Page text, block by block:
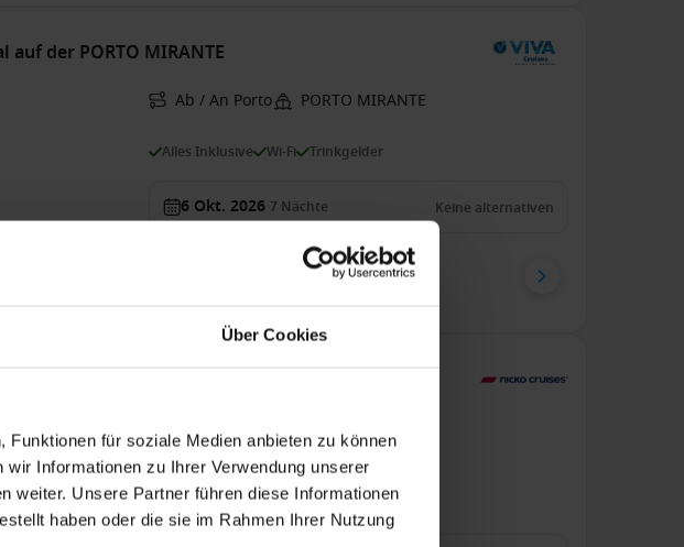
Über Cookies
für soziale Medien anbieten zu können
Informationen zu Ihrer Verwendung unserer
weiter. Unsere Partner führen diese Informationen
haben oder die sie im Rahmen Ihrer Nutzung
der PORTO MIRANTE
Ab / An Porto PORTO MIRANTE
Alles Inklusive Wi-Fi Trinkgelder
6 Okt. 2026 7 Nächte Keine alternativen
Vollpension
Bis zu 49 € Bordguthaben